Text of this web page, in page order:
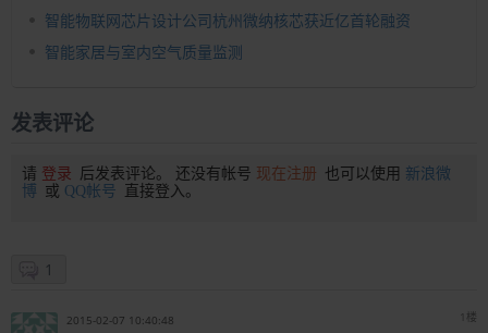
智能物联网芯片设计公司杭州微纳核芯获近亿首轮融资
智能家居与室内空气质量监测
发表评论
请 登录 后发表评论。 还没有帐号 现在注册 也可以使用 新浪微
博 或 QQ帐号 直接登入。
1
2015-02-07 10:40:48 1楼